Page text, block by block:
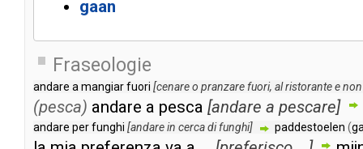
gaan
Fraseologie
andare a mangiarfuori [cenareo pranzare fuori, alristoranteenon
(pesca) andare a pesca [andare a pescare]
andare perfunghi [andarein cercadi funghi] paddestoelen (